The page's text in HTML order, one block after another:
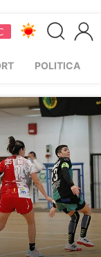
POLITICA